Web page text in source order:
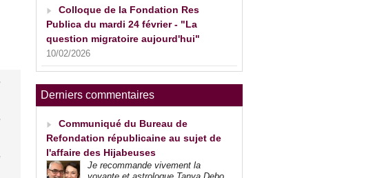
Colloque de la Fondation Res
Publica du mardi 24 février - "La
question migratoire aujourd'hui"
10/02/2026
Derniers commentaires
Communiqué du Bureau de
Refondation républicaine au sujet de
l'affaire des Hijabeuses
Je recommande vivement la